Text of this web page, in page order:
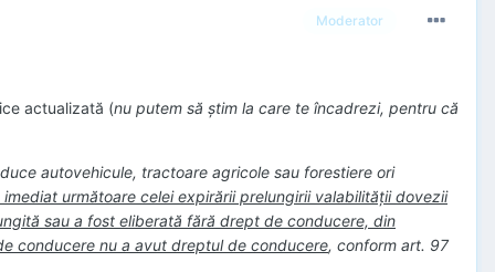
Moderator
actualizată (nu putem să ştim la care te încadrezi, pentru că
autovehicule, tractoare agricole sau forestiere ori
următoare celei expirării prelungirii valabilității dovezii
sau a fost eliberată fără drept de conducere, din
conducere nu a avut dreptul de conducere, conform art. 97